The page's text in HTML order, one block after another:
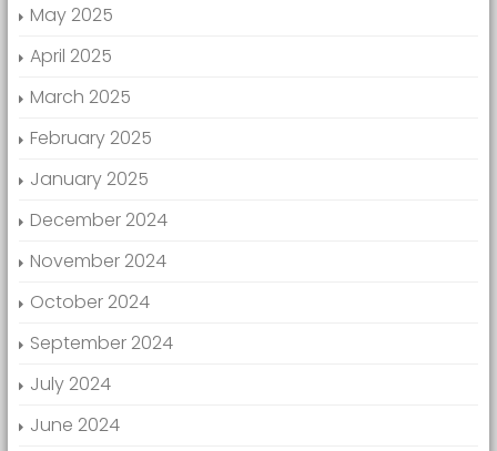
May 2025
April 2025
March 2025
February 2025
January 2025
December 2024
November 2024
October 2024
September 2024
July 2024
June 2024